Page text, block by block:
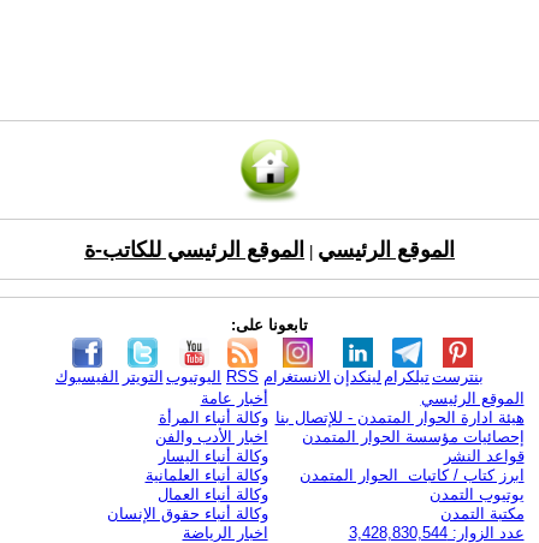
الموقع الرئيسي الموقع الرئيسي للكاتب-ة
تابعونا على:
الفيسبوك التويتر اليوتيوب RSS الانستغرام لينكدإن تيلكرامبنترست
الموقع الرئيسي
هيئة ادارة الحوار المتمدن - للإتصال بنا
إحصائيات مؤسسة الحوار المتمدن
قواعد النشر
ابرز كتاب / كاتبات الحوار المتمدن
يوتيوب التمدن
مكتبة التمدن
عدد الزوار: 3,428,830,544
أخبار عامة
وكالة أنباء المرأة
اخبار الأدب والفن
وكالة أنباء اليسار
وكالة أنباء العلمانية
وكالة أنباء العمال
وكالة أنباء حقوق الإنسان
اخبار الرياضة